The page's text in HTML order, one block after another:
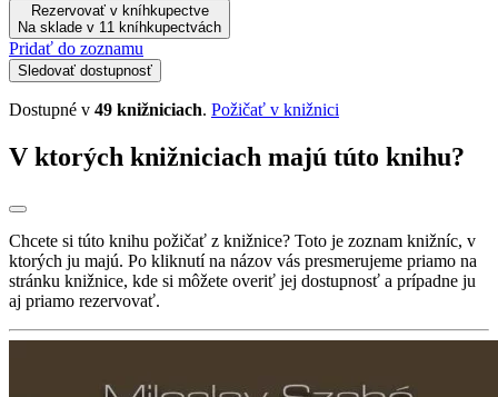
Rezervovať v kníhkupectve
Na sklade v 11 kníhkupectvách
Pridať do zoznamu
Sledovať dostupnosť
Dostupné v 49 knižniciach. Požičať v knižnici
V ktorých knižniciach majú túto knihu?
Chcete si túto knihu požičať z knižnice? Toto je zoznam knižníc, v
ktorých ju majú. Po kliknutí na názov vás presmerujeme priamo na
stránku knižnice, kde si môžete overiť jej dostupnosť a prípadne ju
aj priamo rezervovať.